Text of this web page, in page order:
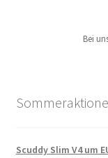
Bei
Scuddy Slim V4 um